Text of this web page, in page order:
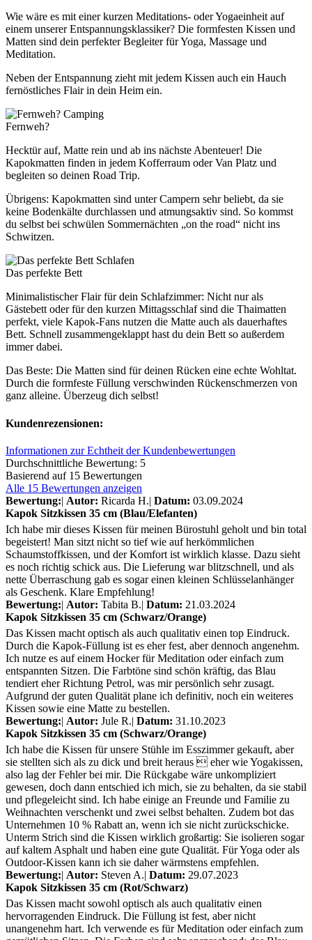
Wie wäre es mit einer kurzen Meditations- oder Yogaeinheit auf
einem unserer Entspannungsklassiker? Die formfesten Kissen und
Matten sind dein perfekter Begleiter für Yoga, Massage und
Meditation.
Neben der Entspannung zieht mit jedem Kissen auch ein Hauch
fernöstliches Flair in dein Heim ein.
Camping
Fernweh?
Hecktür auf, Matte rein und ab ins nächste Abenteuer! Die
Kapokmatten finden in jedem Kofferraum oder Van Platz und
begleiten so deinen Road Trip.
Übrigens: Kapokmatten sind unter Campern sehr beliebt, da sie
keine Bodenkälte durchlassen und atmungsaktiv sind. So kommst
du selbst bei schwülen Sommernächten „on the road“ nicht ins
Schwitzen.
Schlafen
Das perfekte Bett
Minimalistischer Flair für dein Schlafzimmer: Nicht nur als
Gästebett oder für den kurzen Mittagsschlaf sind die Thaimatten
perfekt, viele Kapok-Fans nutzen die Matte auch als dauerhaftes
Bett. Schnell zusammengeklappt hast du dein Bett so außerdem
immer dabei.
Das Beste: Die Matten sind für deinen Rücken eine echte Wohltat.
Durch die formfeste Füllung verschwinden Rückenschmerzen von
ganz alleine. Überzeug dich selbst!
Kundenrezensionen:
Informationen zur Echtheit der Kundenbewertungen
Durchschnittliche Bewertung: 5
Basierend auf 15 Bewertungen
Alle 15 Bewertungen anzeigen
Bewertung:| Autor: Ricarda H.| Datum: 03.09.2024
Kapok Sitzkissen 35 cm (Blau/Elefanten)
Ich habe mir dieses Kissen für meinen Bürostuhl geholt und bin total
begeistert! Man sitzt nicht so tief wie auf herkömmlichen
Schaumstoffkissen, und der Komfort ist wirklich klasse. Dazu sieht
es noch richtig schick aus. Die Lieferung war blitzschnell, und als
nette Überraschung gab es sogar einen kleinen Schlüsselanhänger
als Geschenk. Klare Empfehlung!
Bewertung:| Autor: Tabita B.| Datum: 21.03.2024
Kapok Sitzkissen 35 cm (Schwarz/Orange)
Das Kissen macht optisch als auch qualitativ einen top Eindruck.
Durch die Kapok-Füllung ist es eher fest, aber dennoch angenehm.
Ich nutze es auf einem Hocker für Meditation oder einfach zum
entspannten Sitzen. Die Farbtöne sind schön kräftig, das Blau
tendiert eher Richtung Petrol, was mir persönlich sehr zusagt.
Aufgrund der guten Qualität plane ich definitiv, noch ein weiteres
Kissen sowie eine Matte zu bestellen.
Bewertung:| Autor: Jule R.| Datum: 31.10.2023
Kapok Sitzkissen 35 cm (Schwarz/Orange)
Ich habe die Kissen für unsere Stühle im Esszimmer gekauft, aber
sie stellten sich als zu dick und breit heraus  eher wie Yogakissen,
also lag der Fehler bei mir. Die Rückgabe wäre unkompliziert
gewesen, doch dann entschied ich mich, sie zu behalten, da sie stabil
und pflegeleicht sind. Ich habe einige an Freunde und Familie zu
Weihnachten verschenkt und zwei selbst behalten. Zudem bot das
Unternehmen 10 % Rabatt an, wenn ich sie nicht zurückschicke.
Unterm Strich sind die Kissen wirklich großartig: Sie isolieren sogar
auf kaltem Asphalt und haben eine gute Qualität. Für Yoga oder als
Outdoor-Kissen kann ich sie daher wärmstens empfehlen.
Bewertung:| Autor: Steven A.| Datum: 29.07.2023
Kapok Sitzkissen 35 cm (Rot/Schwarz)
Das Kissen macht sowohl optisch als auch qualitativ einen
hervorragenden Eindruck. Die Füllung ist fest, aber nicht
unangenehm hart. Ich verwende es für Meditation oder einfach zum